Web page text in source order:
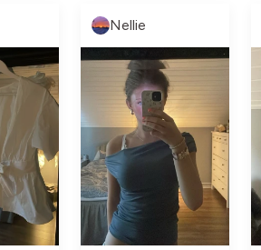
Nellie